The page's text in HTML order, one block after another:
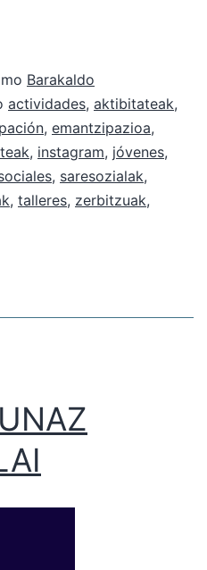
Barakaldo
actividades, aktibitateak,
, emantzipazioa,
, instagram, jóvenes,
, saresozialak,
, talleres, zerbitzuak,